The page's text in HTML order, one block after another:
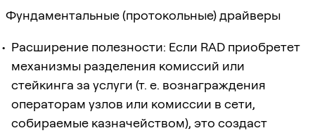
Фундаментальные (протокольные) драйверы
Расширение полезности: Если RAD приобретет
механизмы разделения комиссий или
стейкинга за услуги (т. е. вознаграждения
операторам узлов или комиссии в сети,
собираемые казначейством), это создаст